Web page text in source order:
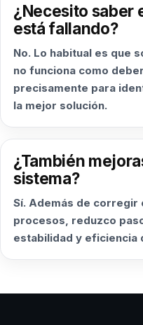
¿Necesito saber
está fallando?
No. Lo habitual es que
no funciona como
precisamente para
la mejor solución.
¿También
sistema?
Sí. Además de
procesos, reduzco
estabilidad y eficiencia